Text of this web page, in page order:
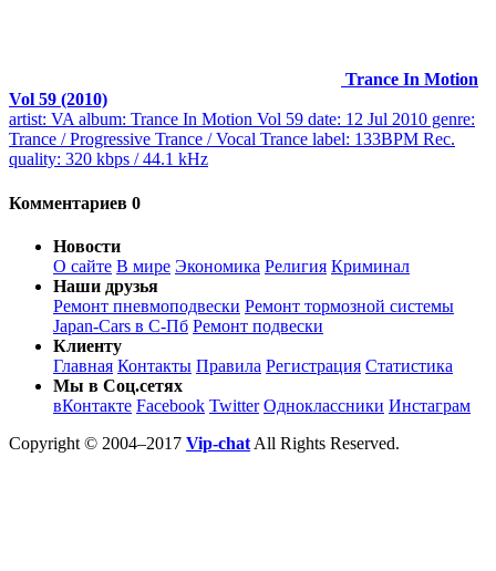
Trance In Motion
Vol 59 (2010)
artist: VA album: Trance In Motion Vol 59 date: 12 Jul 2010 genre:
Trance / Progressive Trance / Vocal Trance label: 133BPM Rec.
quality: 320 kbps / 44.1 kHz
Комментариев 0
Новости
О сайте В мире Экономика Религия Криминал
Наши друзья
Ремонт пневмоподвески Ремонт тормозной системы
Japan-Cars в С-Пб Ремонт подвески
Клиенту
Главная Контакты Правила Регистрация Статистика
Мы в Соц.сетях
вКонтакте Facebook Twitter Одноклассники Инстаграм
Copyright © 2004–2017 Vip-chat All Rights Reserved.